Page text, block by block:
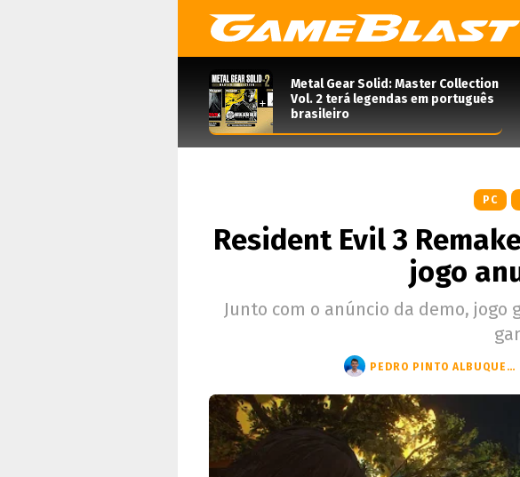
Metal Gear Solid: Master Collection
Vol. 2 terá legendas em português
brasileiro
PC
Resident Evil 3
jogo
Junto com o anúncio da demo, jogo
PEDRO PINTO ALBUQUERQUE